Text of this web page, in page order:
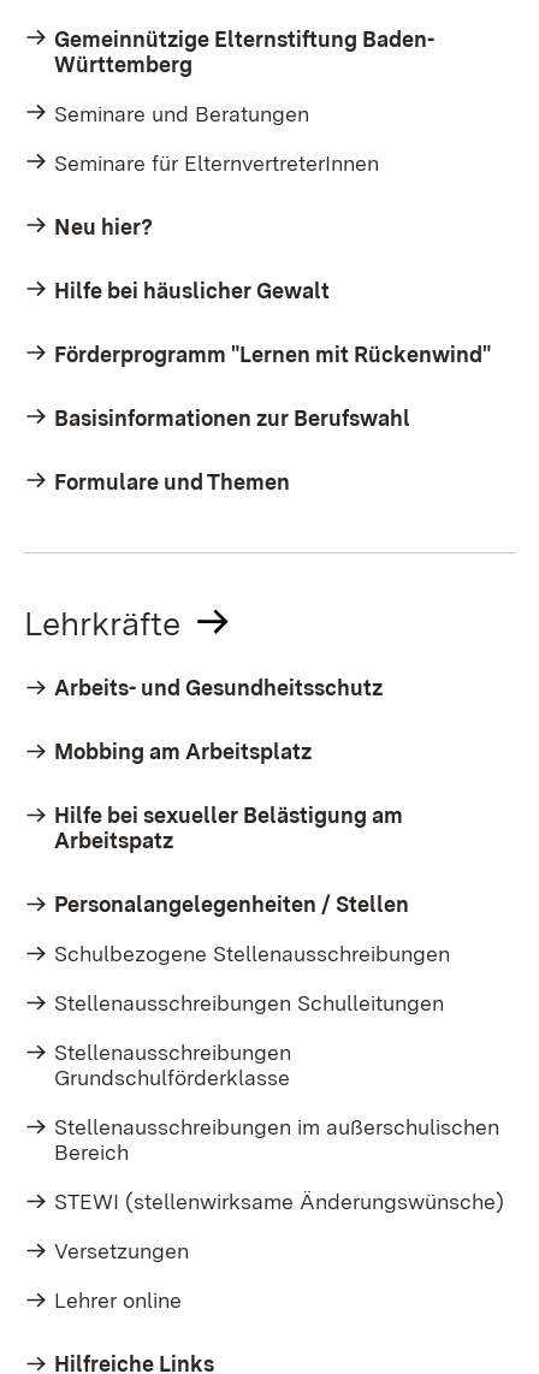
Gemeinnützige Elternstiftung Baden-
Württemberg
Seminare und Beratungen
Seminare für ElternvertreterInnen
Neu hier?
Hilfe bei häuslicher Gewalt
Förderprogramm "Lernen mit Rückenwind"
Basisinformationen zur Berufswahl
Formulare und Themen
Lehrkräfte
Arbeits- und Gesundheitsschutz
Mobbing am Arbeitsplatz
Hilfe bei sexueller Belästigung am
Arbeitspatz
Personalangelegenheiten / Stellen
Schulbezogene Stellenausschreibungen
Stellenausschreibungen Schulleitungen
Stellenausschreibungen
Grundschulförderklasse
Stellenausschreibungen im außerschulischen
Bereich
STEWI (stellenwirksame Änderungswünsche)
Versetzungen
Lehrer online
Hilfreiche Links